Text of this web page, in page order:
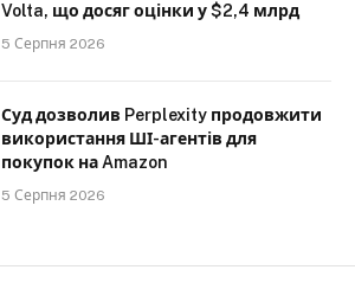
Volta, що досяг оцінки у $2,4 млрд
5 Серпня 2026
Суд дозволив Perplexity продовжити
використання ШІ-агентів для
покупок на Amazon
5 Серпня 2026